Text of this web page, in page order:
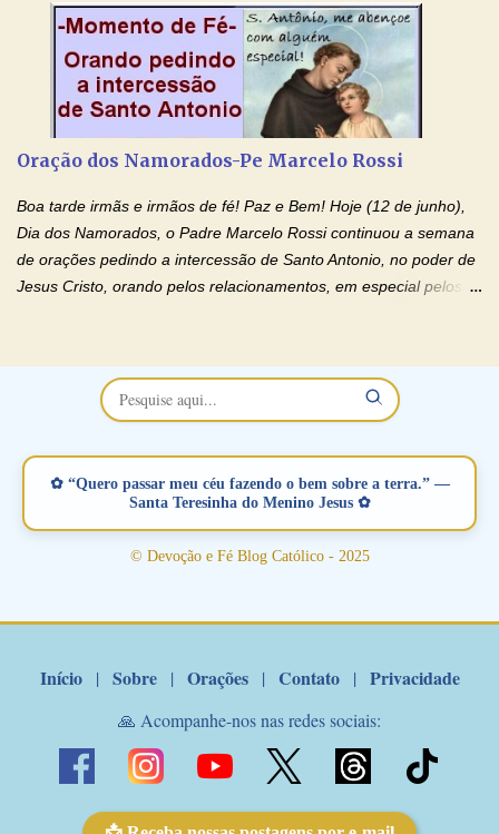
no programa de rádio Momento de Fé, pela cura dos
relacionamentos. Seu relacionamento está doente? Você está
sofrendo? Então ouça o Momento de Fé e entre nesta corrente
de orações abençoadas, d eixe o Amor Ágape de Jesus curar e
restaurar você e seu relacionamento. Adriana-Devoção e Fé
Oração Pelos Casais Que Estão Separados Casais que estão
separados, devido ao envolvimento de outras pessoas no
relacionamento e que minaram, espiritualmente, a relação do
casal. Vamos orar (coloque o seu esposo ou esposa diante de
Deus). "Senhor Jesus, restaura os laços ...
Oração dos Namorados-Pe Marcelo Rossi
Boa tarde irmãs e irmãos de fé! Paz e Bem! Hoje (12 de junho),
Dia dos Namorados, o Padre Marcelo Rossi continuou a semana
de orações pedindo a intercessão de Santo Antonio, no poder de
Jesus Cristo, orando pelos relacionamentos, em especial pelos
maravilhosos cartões que coloquei aqui para vocês. Não perca
esta abençoada semana no Momento de Fé do Padre Marcelo,
vamos juntos formar esta forte corrente de orações. Você que
verdadeiro, ou que está com problemas no relacionamento
amoroso, creia na poderosa intercessão deste santo amigo:
Santo Antonio! Tenha fé, não desista, pois ele intercede por nós
junto a Jesus! Fique no Amor Ágape de Jesus e no Amor Materno
✿ “Quero passar meu céu fazendo o bem sobre a terra.” —
Santa Teresinha do Menino Jesus ✿
© Devoção e Fé Blog Católico - 2025
Início | Sobre | Orações | Contato | Privacidade
🙏 Acompanhe-nos nas redes sociais: